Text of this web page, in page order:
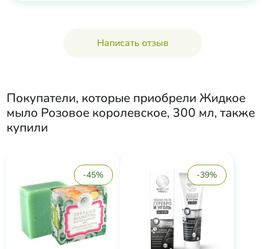
Написать отзыв
Покупатели, которые приобрели Жидкое
мыло Розовое королевское, 300 мл, также
купили
-45% -39%